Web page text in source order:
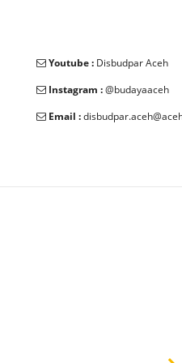
Youtube : Disbudpar Aceh
Instagram :@budayaaceh
Email :